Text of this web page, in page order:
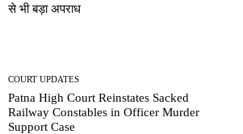
से भी बड़ा अपराध
COURT UPDATES
Patna High Court Reinstates Sacked
Railway Constables in Officer Murder
Support Case